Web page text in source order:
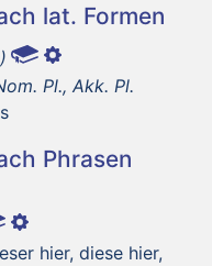
lat. Formen
Pl., Akk. Pl.
Phrasen
hier, diese hier,